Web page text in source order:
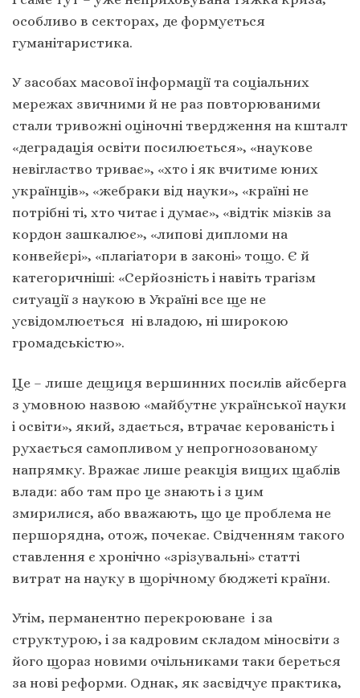
особливо в секторах, де формується
гуманітаристика.
У засобах масової інформації та соціальних
мережах звичними й не раз повторюваними
стали тривожні оціночні твердження на кшталт
«деградація освіти посилюється», «наукове
невігластво триває», «хто і як вчитиме юних
українців», «жебраки від науки», «країні не
потрібні ті, хто читає і думає», «відтік мізків за
кордон зашкалює», «липові дипломи на
конвейєрі», «плагіатори в законі» тощо. Є й
категоричніші: «Серйозність і навіть трагізм
ситуації з наукою в Україні все ще не
усвідомлюється ні владою, ні широкою
громадськістю».
Це – лише дещиця вершинних посилів айсберга
з умовною назвою «майбутнє української науки
і освіти», який, здається, втрачає керованість і
рухається самопливом у непрогнозованому
напрямку. Вражає лише реакція вищих щаблів
влади: або там про це знають і з цим
змирилися, або вважають, що це проблема не
першорядна, отож, почекає. Свідченням такого
ставлення є хронічно «зрізувальні» статті
витрат на науку в щорічному бюджеті країни.
Утім, перманентно перекроюване і за
структурою, і за кадровим складом міносвіти з
його щораз новими очільниками таки береться
за нові реформи. Однак, як засвідчує практика,